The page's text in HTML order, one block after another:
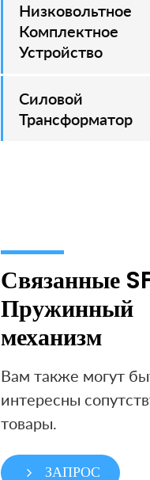
Низковольтное
Комплектное
Устройство
Силовой
Трансформатор
–
Связанные
Пружинный
механизм
Вам также могут
интересны
товары.
ЗАПРОС